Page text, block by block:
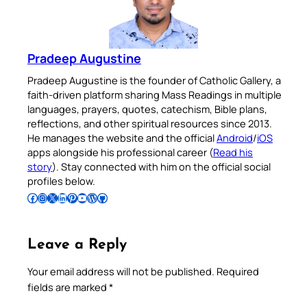
Pradeep Augustine
Pradeep Augustine is the founder of Catholic Gallery, a
faith-driven platform sharing Mass Readings in multiple
languages, prayers, quotes, catechism, Bible plans,
reflections, and other spiritual resources since 2013.
He manages the website and the officialAndroid/iOS
apps alongside his professional career (Read his
story). Stay connected with him on the official social
profiles below.
Follow Pradeep on Facebook Follow Pradeep on InstagramFollow Pradeep on X Follow Pradeep on LinkedIn Follow Pradeep on Pinterest Subscribe to Pradeep’s Youtube Channel Follow Pradeep on WordPress Follow Pradeep on GitHub
Leave a Reply
Your email address will not be published. Required
fields are marked *